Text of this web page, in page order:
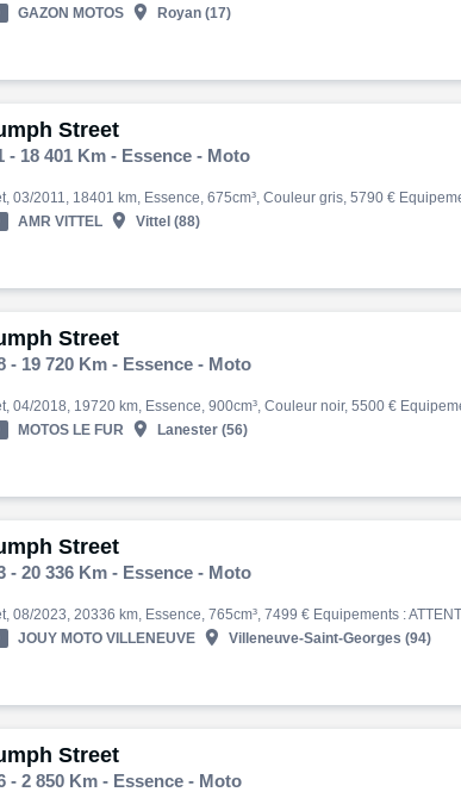
GAZON MOTOS  Royan (17)
Street
- 18 401 Km - Essence - Moto
AMR VITTEL  Vittel (88)
Street
- 19 720 Km - Essence - Moto
MOTOS LE FUR  Lanester (56)
Street
- 20 336 Km - Essence - Moto
JOUY MOTO VILLENEUVE  Villeneuve-Saint-Georges (94)
Street
- 2 850 Km - Essence - Moto